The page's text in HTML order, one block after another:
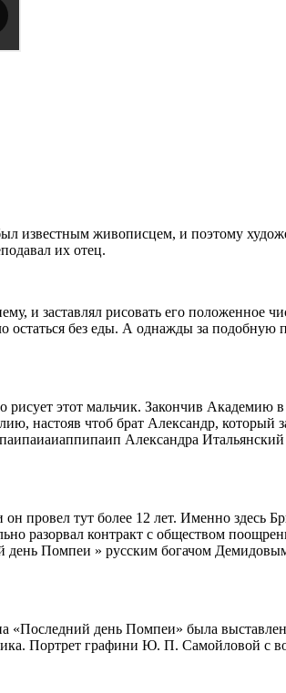
известным живописцем, и поэтому
их отец.
и заставлял рисовать его положенное
без еды. А однажды за подобную
этот мальчик. Закончив Академию
настояв чтоб брат Александр, который
Александра Итальянский
провел тут более 12 лет. Именно здесь
разорвал контракт с обществом
день Помпеи » русским богачом
день Помпеи» была
Портрет графини Ю. П. Самойловой с